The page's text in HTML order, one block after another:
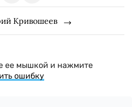
Кривошеев
ее мышкой и нажмите
ошибку